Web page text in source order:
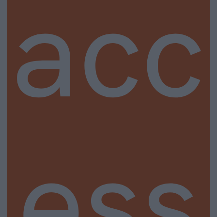
acc